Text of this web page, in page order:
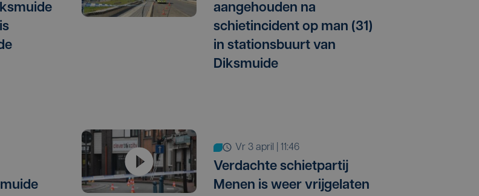
aangehouden na
schietincident op man (31)
in stationsbuurt van
Diksmuide
vr 3 april | 11:46
Verdachte schietpartij
Menen is weer vrijgelaten